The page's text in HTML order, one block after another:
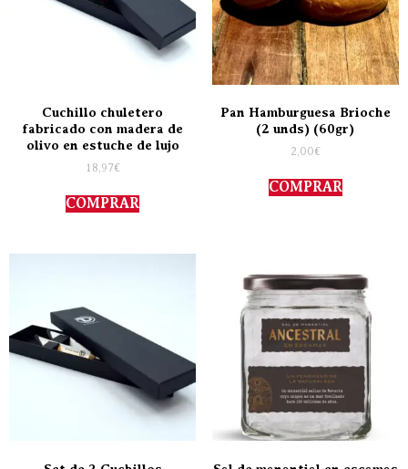
Cuchillo chuletero
fabricado con madera de
olivo en estuche de lujo
18,97€
COMPRAR
Pan Hamburguesa Brioche
(2 unds) (60gr)
2,00€
COMPRAR